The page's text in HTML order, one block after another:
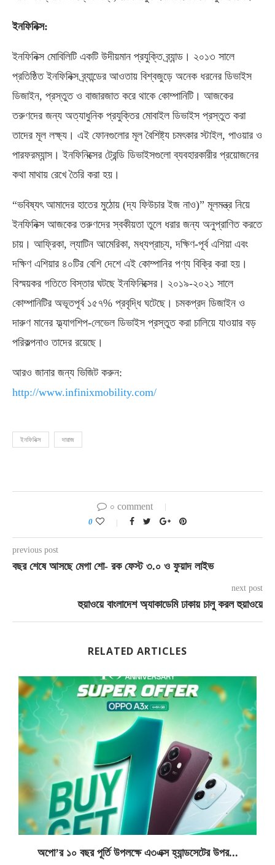
ইনফিনিক্স:
ইনফিনিক্স মোবিলিটি একটি উদীয়মান প্রযুক্তি ব্র্যান্ড। ২০১৩ সালে
প্রতিষ্ঠিত ইনফিনিক্স ব্র্যান্ডের আওতায় বিশ্বজুড়ে অনেক ধরনের ডিভাইস
ডিজাইন, প্রস্তুত ও বাজারজাত করে থাকে কোম্পানিটি। আজকের
তরুণদের জন্য অত্যাধুনিক প্রযুক্তির মোবাইল ডিভাইস প্রস্তুত করা
তাদের মূল লক্ষ্য। এই ফোনগুলোর মূল বৈশিষ্ট্য চমৎকার স্টাইল, পাওয়ার ও
পারফরম্যান্স। ইনফিনিক্সের ট্রেন্ডি ডিভাইসগুলো ব্যবহারকারীর প্রয়োজনের
কথা মাথায় রেখে তৈরি করা হয়।
“ভবিষ্যৎ আমাদের হাতের মুঠোয় (দ্য ফিউচার ইজ নাও)” মূলমন্ত্র নিয়ে
ইনফিনিক্স আজকের তরুণদের স্বকীয়তা তুলে ধরার জন্য অনুপ্রাণিত করতে
চায়। আফ্রিকা, ল্যাটিন আমেরিকা, মধ্যপ্রাচ্য, দক্ষিণ-পূর্ব এশিয়া এবং
দক্ষিণ এশিয়ার ৪০টির বেশি দেশে এই কোম্পানির পণ্য বিক্রি করা হয়।
বিস্ময়কর গতিতে বিস্তার ঘটছে ইনফিনিক্সের। ২০১৯-২০২১ সালে
কোম্পানিটির অভূতপূর্ব ১৫৭% প্রবৃদ্ধি ঘটেছে। চমকপ্রদ ডিজাইন ও
দারুণ মানের ফ্ল্যাগশিপ-লেভেল ডিভাইস প্রস্তুত করা চালিয়ে যাওয়ার বড়
পরিকল্পনাও তাদের রয়েছে।
আরও জানার জন্য ভিজিট করুন:
http://www.infinixmobility.com/
ইনফিনিক্স দারাজ
০ comment
0
previous post
বছর শেষে আসছে মেগা শো- রক ফেস্ট ৩.০ ও ফুয়াদ লাইভ
next post
হুয়াওয়ে বাংলাদেশ অ্যাকাডেমি ঢাকায় চালু করল হুয়াওয়ে
RELATED ARTICLES
অপো’র ১০ বছর পূর্তি উপলক্ষে এ৩এক্স হ্যান্ডসেটের উপর...